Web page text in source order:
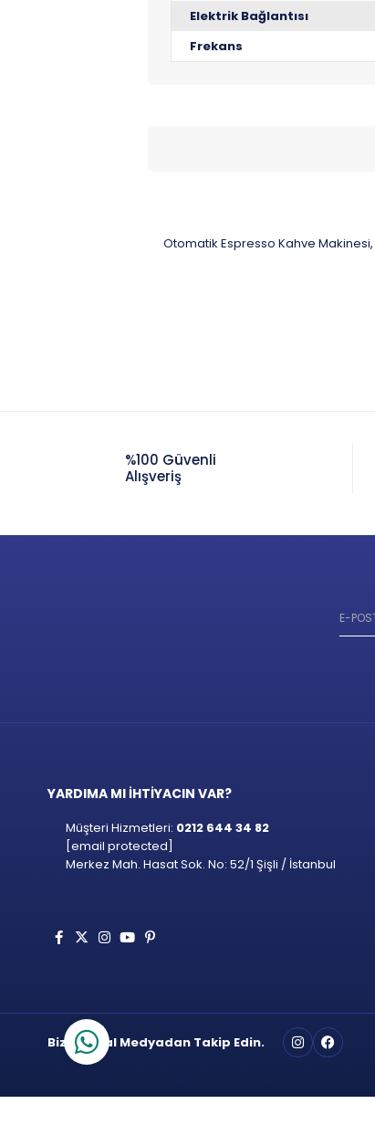
Elektrik Bağlantısı
Frekans
Otomatik Espresso Kahve Makinesi,
%100 Güvenli
Alışveriş
YARDIMA MI İHTİYACIN VAR?
Müşteri Hizmetleri: 0212 644 34 82
[email protected]
Merkez Mah. Hasat Sok. No: 52/1 Şişli / İstanbul
Bizi Sosyal Medyadan Takip Edin.